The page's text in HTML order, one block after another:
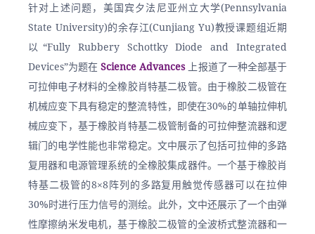
针对上述问题，美国宾夕法尼亚州立大学(Pennsylvania
State University)的余存江(Cunjiang Yu)教授课题组近期
以“Fully Rubbery Schottky Diode and Integrated
Devices”为题在 Science Advances 上报道了一种全部基于
可拉伸电子材料的全橡胶肖特基二极管。由于橡胶二极管在
机械应变下具有稳定的整流特性，即使在30%的单轴拉伸机
械应变下，基于橡胶肖特基二极管制备的可拉伸整流器和逻
辑门的电学性能也非常稳定。文中展示了包括可拉伸的多路
复用器和电源管理系统的全橡胶集成器件。一个基于橡胶肖
特基二极管的8×8阵列的多路复用触觉传感器可以在拉伸
30%时进行压力信号的测绘。此外，文中还展示了一个由弹
性摩擦纳米发电机，基于橡胶二极管的全波桥式整流器和一